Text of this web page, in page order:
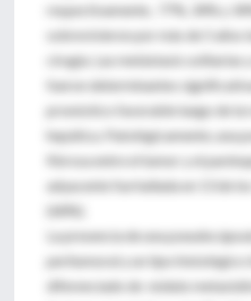
respectivamente, 77%, 34% y
sobrevivieron por más de 5 años
cirugía. Las metástasis solitarias
fueron determinantes
pronóstico favorable luego de la
hepática. Patológicamente, una
fibrosa entre el tumor y el
adyacente fue hallada en 13 de
(68%).
La presencia de una
peritumoral y un tipo histológico
diferenciado de nódulo